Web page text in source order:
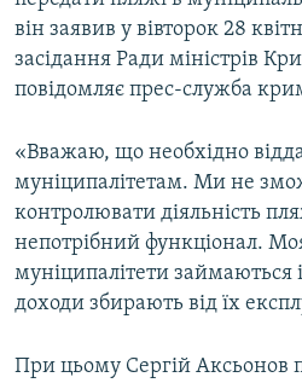
Усі сайти RFE/RL
він заявив у вівторок 28
засідання Ради міністрів
повідомляє прес-служба
«Вважаю, що необхідно
муніципалітетам. Ми не
контролювати діяльність
непотрібний функціонал.
муніципалітети займаються
доходи збирають від їх
При цьому Сергій Аксьонов